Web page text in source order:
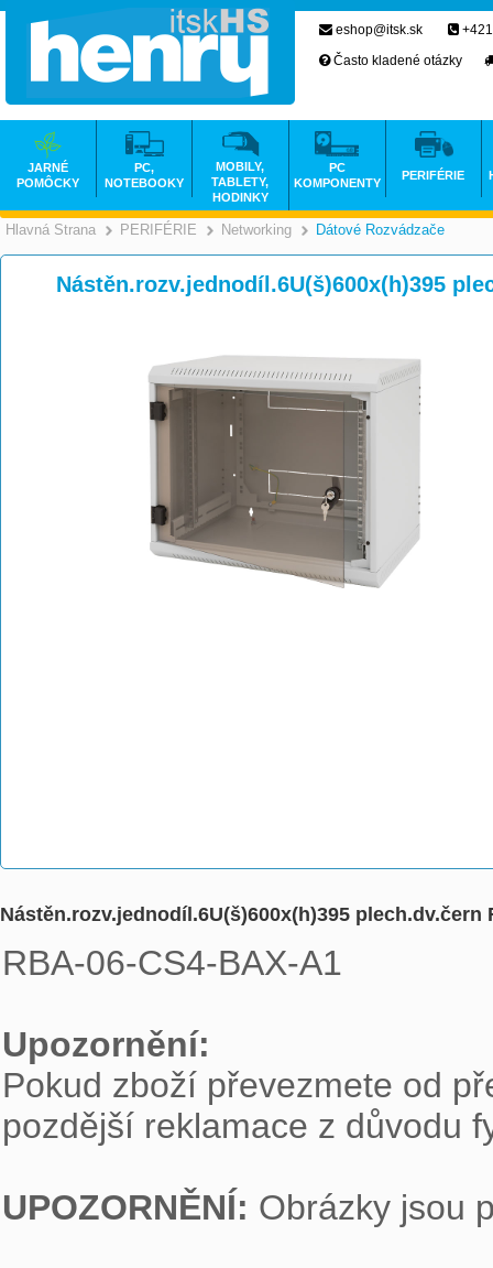
Hlavná Strana >
PERIFÉRIE >
Networking >
Dátové Rozvádzače
Nástěn.rozv.jednodíl.6U(š)600x(h)395
Nástěn.rozv.jednodíl.6U(š)600x(h)395 plech.dv.čern
RBA-06-CS4-BAX-A1
Upozornění:
Pokud zboží převezmete od
pozdější reklamace z důvodu
UPOZORNĚNÍ: Obrázky jsou
eshop@itsk.sk
Často kladené otázky
JARNÉ
POMÔCKY
PC,
NOTEBOOKY
MOBILY,
TABLETY,
HODINKY
PC
KOMPONENTY
PERIFÉRIE